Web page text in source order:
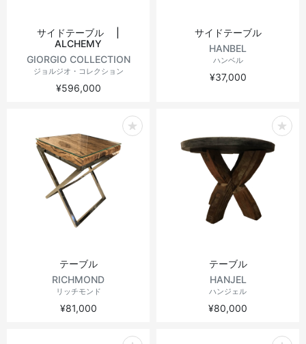
サイドテーブル |
ALCHEMY
GIORGIO COLLECTION
ジョルジオ・コレクション
¥596,000
サイドテーブル
HANBEL
ハンベル
¥37,000
テーブル
RICHMOND
リッチモンド
¥81,000
テーブル
HANJEL
ハンジェル
¥80,000